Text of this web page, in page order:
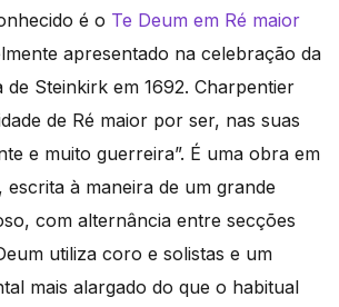
é o Te Deum em Ré maior
apresentado na celebração da
de Steinkirk em 1692. Charpentier
de Ré maior por ser, nas suas
e muito guerreira”. É uma obra em
escrita à maneira de um grande
com alternância entre secções
utiliza coro e solistas e um
mais alargado do que o habitual